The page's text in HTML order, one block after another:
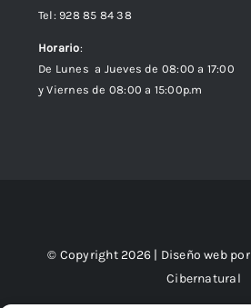
Tel: 928 85 84 38
Horario:
De Lunes a Jueves de 08:00 a 17:00
y Viernes de 08:00 a 15:00p.m
© Copyright 2026 | Diseño web por
Cibernatural